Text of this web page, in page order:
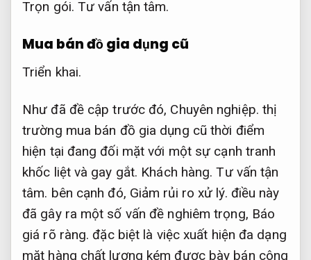
Trọn gói. Tư vấn tận tâm.
Mua bán đồ gia dụng cũ
Triển khai.
Như đã đề cập trước đó, Chuyên nghiệp. thị
trường mua bán đồ gia dụng cũ thời điểm
hiện tại đang đối mặt với một sự cạnh tranh
khốc liệt và gay gắt. Khách hàng. Tư vấn tận
tâm. bên cạnh đó, Giảm rủi ro xử lý. điều này
đã gây ra một số vấn đề nghiêm trọng, Báo
giá rõ ràng. đặc biệt là việc xuất hiện đa dạng
mặt hàng chất lượng kém được bày bán công